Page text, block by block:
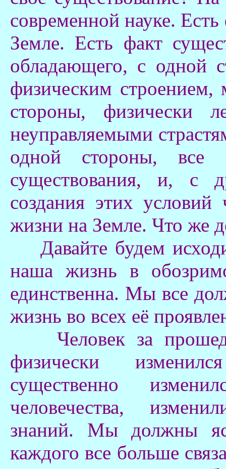
современной науке.
Земле. Есть факт
обладающего, с одной
физическим
стороны, физически
неуправляемыми
одной стороны, все
существования, и, с
создания этих
жизни на Земле. Что же
Давайте будем
наша жизнь в
единственна. Мы все
жизнь во всех её
Человек за
физически
существенно
человечества,
знаний. Мы должны
каждого все больше